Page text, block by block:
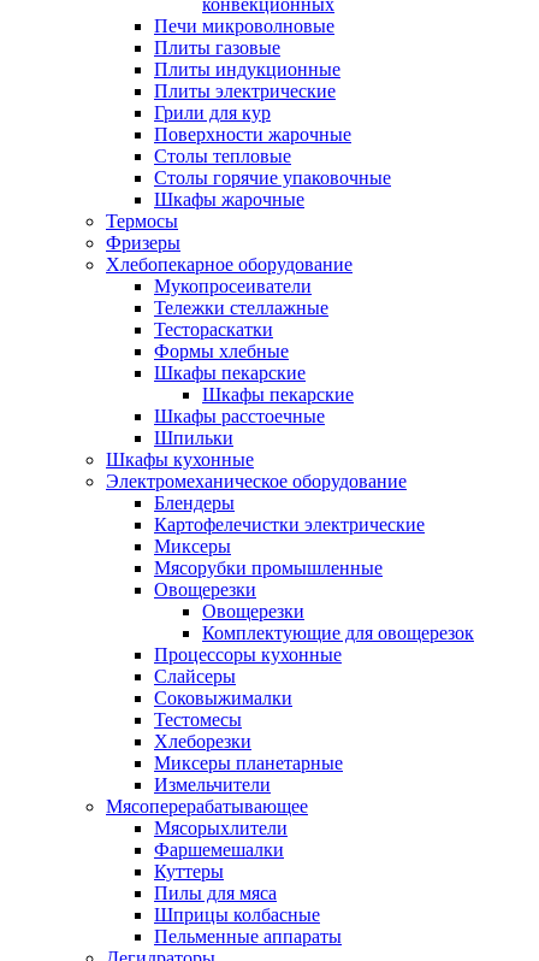
Печи микроволновые
Плиты газовые
Плиты индукционные
Плиты электрические
Грили для кур
Поверхности жарочные
Столы тепловые
Столы горячие упаковочные
Шкафы жарочные
Термосы
Фризеры
Хлебопекарное оборудование
Мукопросеиватели
Тележки стеллажные
Тестораскатки
Формы хлебные
Шкафы пекарские
Шкафы пекарские
Шкафы расстоечные
Шпильки
Шкафы кухонные
Электромеханическое оборудование
Блендеры
Картофелечистки электрические
Миксеры
Мясорубки промышленные
Овощерезки
Овощерезки
Комплектующие для овощерезок
Процессоры кухонные
Слайсеры
Соковыжималки
Тестомесы
Хлеборезки
Миксеры планетарные
Измельчители
Мясоперерабатывающее
Мясорыхлители
Фаршемешалки
Куттеры
Пилы для мяса
Шприцы колбасные
Пельменные аппараты